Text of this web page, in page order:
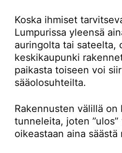
Koska ihmiset
Lumpurissa yleensä
auringolta tai sateelta,
keskikaupunki
paikasta toiseen voi
sääolosuhteilta.
Rakennusten välillä on
tunneleita, joten
oikeastaan aina säästä